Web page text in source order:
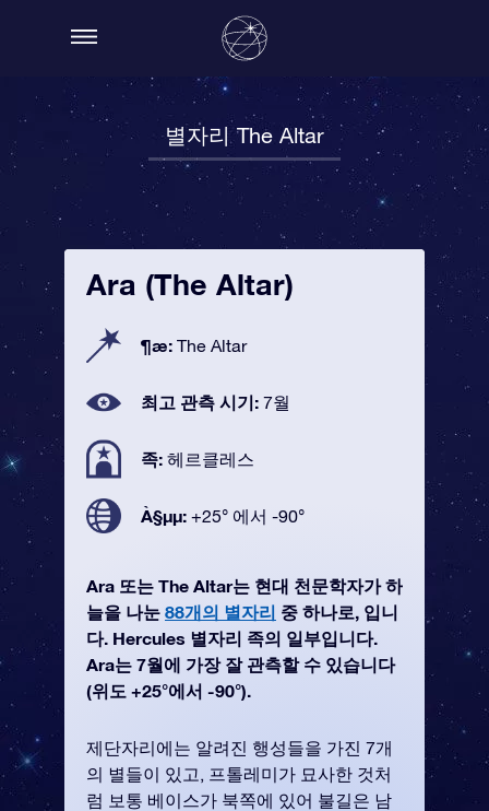
별자리 The Altar
Ara (The Altar)
¶æ: The Altar
최고 관측 시기: 7월
족: 헤르클레스
À§µµ: +25° 에서 -90°
Ara 또는 The Altar는 현대 천문학자가 하
늘을 나눈 88개의 별자리 중 하나로, 입니
다. Hercules 별자리 족의 일부입니다.
Ara는 7월에 가장 잘 관측할 수 있습니다
(위도 +25°에서 -90°).
제단자리에는 알려진 행성들을 가진 7개
의 별들이 있고, 프톨레미가 묘사한 것처
럼 보통 베이스가 북쪽에 있어 불길은 남